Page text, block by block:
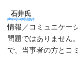
石井氏
情報／コミュニケー
問題ではありません
で、当事者の方とコ